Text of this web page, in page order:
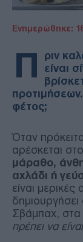
Ενημερώθηκε:
Π
ριν
είναι
φέτος;
Όταν
αρέσκεται
μάραθο,
αχλάδι ή
είναι μερικές
Σβάμπαχ, στα
πρέπει να